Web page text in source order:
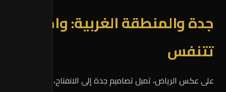
جدة والمنطقة الغربية: واجهات
تتنفس
على عكس الرياض، تميل تصاميم جدة إلى الانفتاح، الألوان